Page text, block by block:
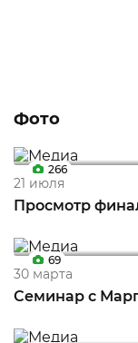
Фото
266
21 июля
Просмотр
69
30 марта
Семинар c